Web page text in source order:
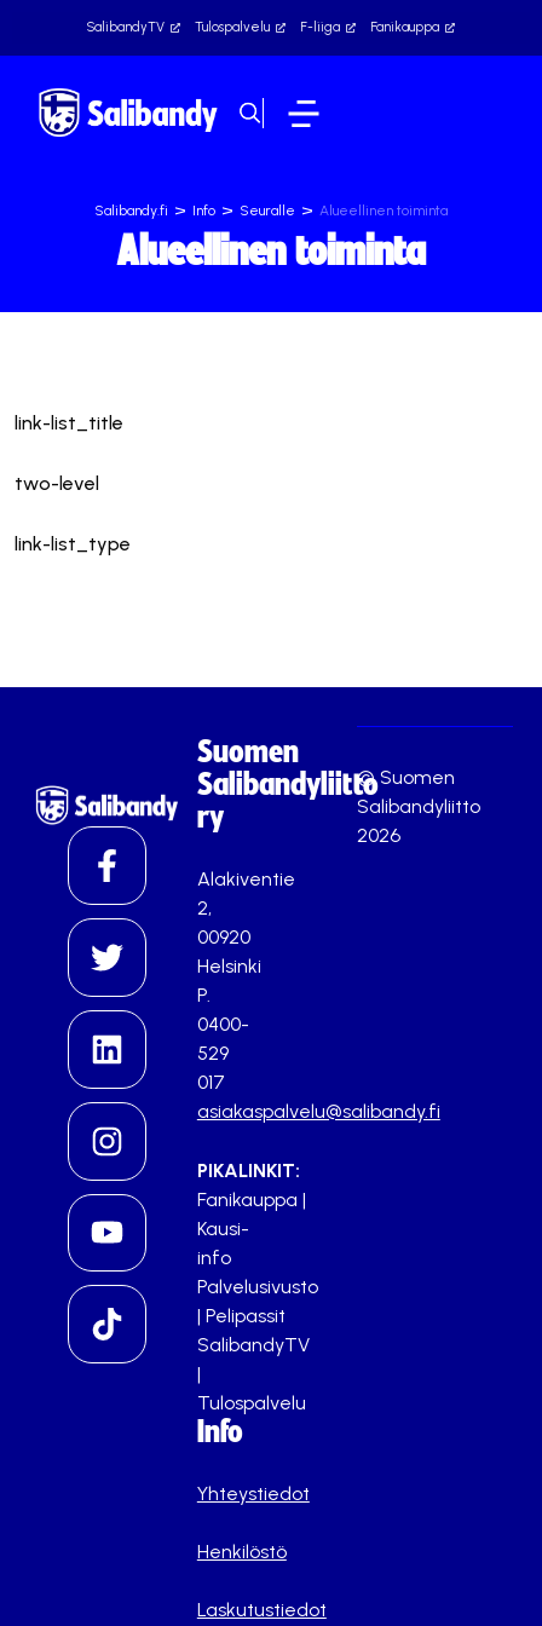
SalibandyTV Tulospalvelu F-liiga Fanikauppa
Salibandy.fi > Info > Seuralle > Alueellinen toiminta
Alueellinen toiminta
link-list_title
two-level
link-list_type
Suomen
Salibandyliitto
ry
Alakiventie
2,
00920
Helsinki
P.
0400-
529
017
asiakaspalvelu@salibandy.fi
PIKALINKIT:
Fanikauppa |
Kausi-
info
Palvelusivusto
| Pelipassit
SalibandyTV
|
Tulospalvelu
Info
Yhteystiedot
Henkilöstö
Laskutustiedot
© Suomen
Salibandyliitto
2026